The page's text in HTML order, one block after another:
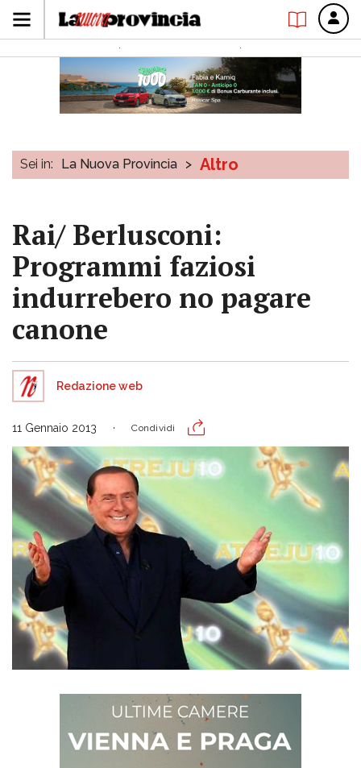
Sei in: La Nuova Provincia > Altro
Rai/ Berlusconi:
Programmi faziosi
indurrebero no pagare
canone
Redazione web
11 Gennaio 2013 Condividi